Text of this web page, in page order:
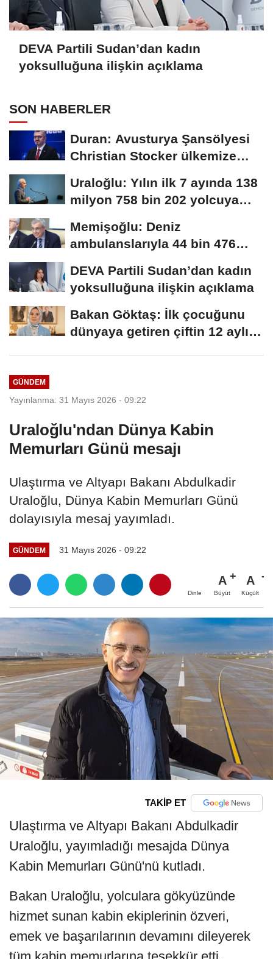
DEVA Partili Sudan’dan kadın
yoksulluğuna ilişkin açıklama
SON HABERLER
Duran: Avusturya Şansölyesi
Christian Stocker ülkemize
Uraloğlu: Yılın ilk 7 ayında 138
milyon 758 bin 202 yolcuya
Memişoğlu: Deniz
ambulanslarıyla 44 bin 476
DEVA Partili Sudan’dan kadın
yoksulluğuna ilişkin açıklama
Bakan Göktaş: İlk çocuğunu
dünyaya getiren çiftin 12 aylık
GÜNDEM
Yayınlanma: 31 Mayıs 2026 - 09:22
Uraloğlu'ndan Dünya Kabin
Memurları Günü mesajı
Ulaştırma ve Altyapı Bakanı Abdulkadir
Uraloğlu, Dünya Kabin Memurları Günü
dolayısıyla mesaj yayımladı.
GÜNDEM 31 Mayıs 2026 - 09:22
Dinle
A
Büyüt
A
Küçült
TAKİP ET
Ulaştırma ve Altyapı Bakanı Abdulkadir
Uraloğlu, yayımladığı mesajda Dünya
Kabin Memurları Günü'nü kutladı.
Bakan Uraloğlu, yolculara gökyüzünde
hizmet sunan kabin ekiplerinin özveri,
emek ve başarılarının devamını dileyerek